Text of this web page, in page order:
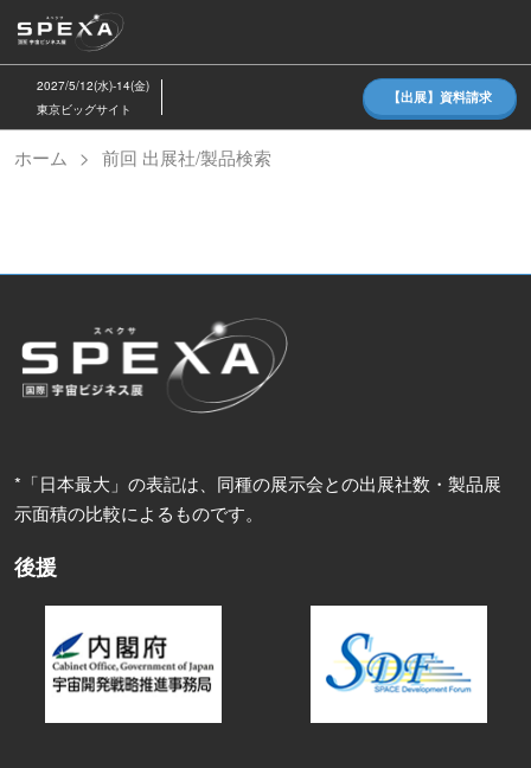
キ
ッ
し
て
2027/5/12(水)-14(金)
東京ビッグサイト
【出展】資料請求
ホーム 前回 出展社/製品検索
*「日本最大」の表記は、同種の展示会との出展社数・製品展
示面積の比較によるものです。
後援